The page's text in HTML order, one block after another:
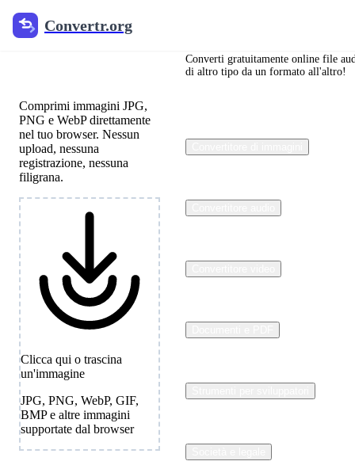
Convertr.org
Compressore
Comprimi immagini JPG,
PNG e WebP direttamente
nel tuo browser. Nessun
upload, nessuna
registrazione, nessuna
filigrana.
Clicca qui o trascina
un'immagine
JPG, PNG, WebP, GIF,
BMP e altre immagini
supportate dal browser
Converti gratuitamente online file
di altro tipo da un formato all'altro!